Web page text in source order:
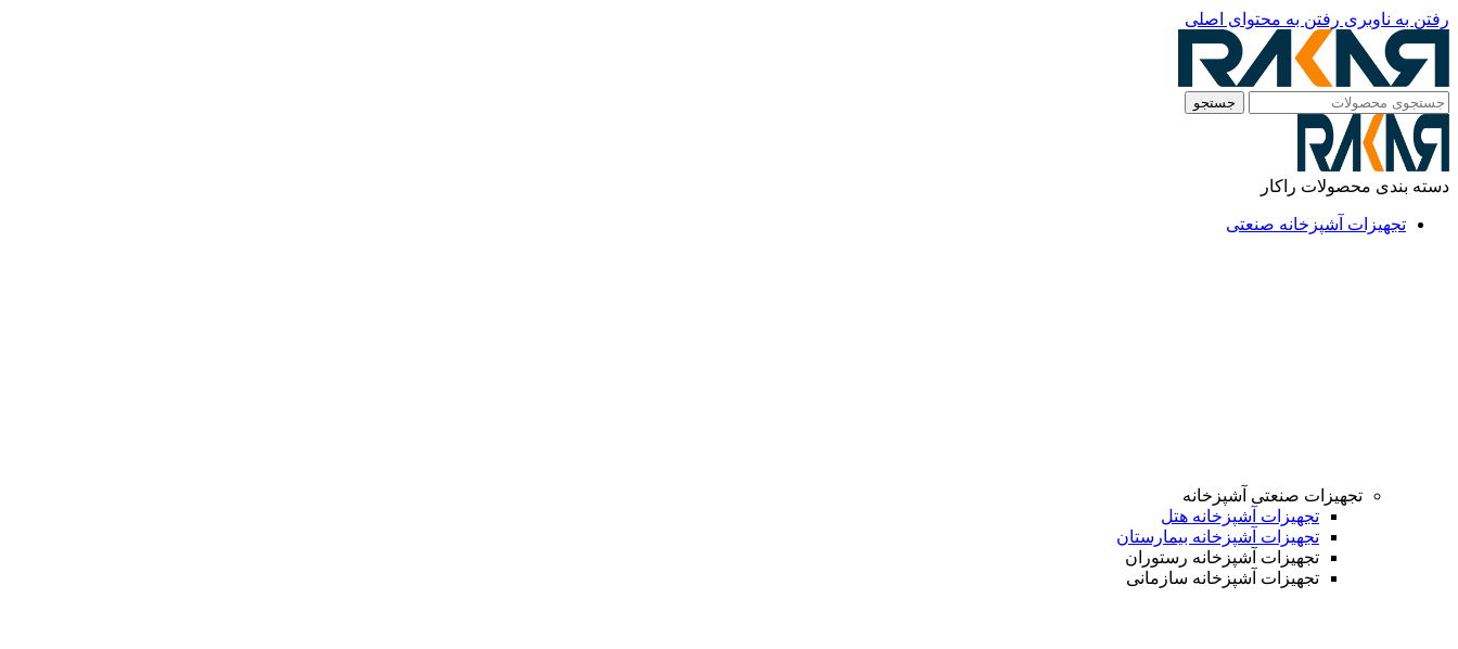
رفتن به ناوبری رفتن به محتوای اصلی
جستجو
دسته بندی محصولات راکار
تجهیزات آشپزخانه صنعتی
تجهیزات صنعتی آشپزخانه
تجهیزات آشپزخانه هتل
تجهیزات آشپزخانه بیمارستان
تجهیزات آشپزخانه رستوران
تجهیزات آشپزخانه سازمانی